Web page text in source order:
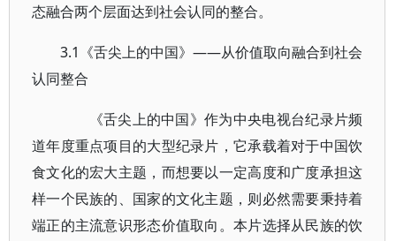
态融合两个层面达到社会认同的整合。
3.1《舌尖上的中国》——从价值取向融合到社会
认同整合
《舌尖上的中国》作为中央电视台纪录片频
道年度重点项目的大型纪录片，它承载着对于中国饮
食文化的宏大主题，而想要以一定高度和广度承担这
样一个民族的、国家的文化主题，则必然需要秉持着
端正的主流意识形态价值取向。本片选择从民族的饮